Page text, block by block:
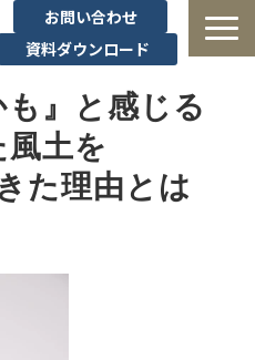
お問い合わせ
資料ダウンロード
も』と感じる
土を
た理由とは